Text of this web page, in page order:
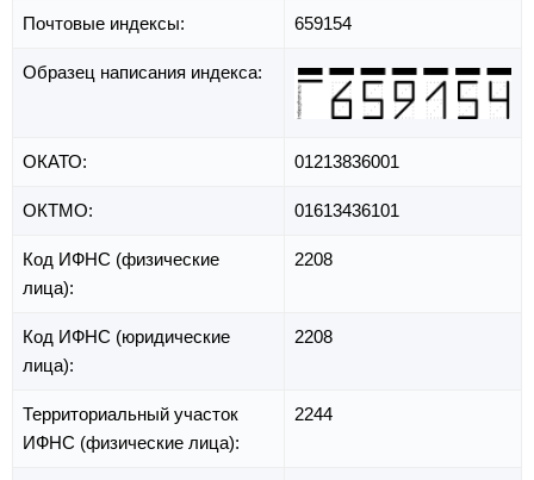
Почтовые индексы: 659154
Образец написания индекса:
ОКАТО: 01213836001
ОКТМО: 01613436101
Код ИФНС (физические
лица):
2208
Код ИФНС (юридические
лица):
2208
Территориальный участок
ИФНС (физические лица):
2244